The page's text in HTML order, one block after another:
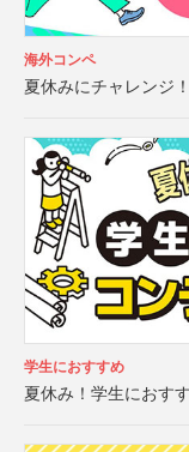
海外コンペ
夏休みにチャレンジ
学生におすすめ
夏休み！学生におす